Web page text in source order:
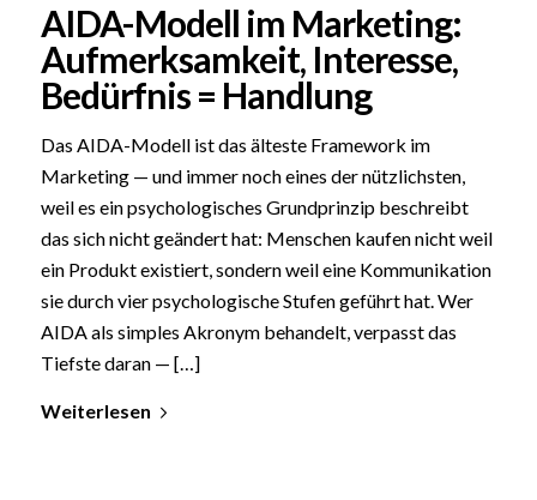
AIDA-Modell im Marketing:
Aufmerksamkeit, Interesse,
Bedürfnis = Handlung
Das AIDA-Modell ist das älteste Framework im
Marketing — und immer noch eines der nützlichsten,
weil es ein psychologisches Grundprinzip beschreibt
das sich nicht geändert hat: Menschen kaufen nicht weil
ein Produkt existiert, sondern weil eine Kommunikation
sie durch vier psychologische Stufen geführt hat. Wer
AIDA als simples Akronym behandelt, verpasst das
Tiefste daran — […]
Weiterlesen